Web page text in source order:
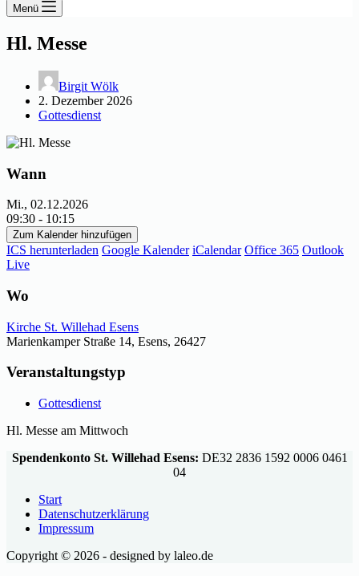
Menü
Hl. Messe
Birgit Wölk
2. Dezember 2026
Gottesdienst
Wann
Mi., 02.12.2026
09:30 - 10:15
Zum Kalender hinzufügen
ICS herunterladen Google Kalender iCalendar Office 365 Outlook
Live
Wo
Kirche St. Willehad Esens
Marienkamper Straße 14, Esens, 26427
Veranstaltungstyp
Gottesdienst
Hl. Messe am Mittwoch
Spendenkonto St. Willehad Esens: DE32 2836 1592 0006 0461
04
Start
Datenschutzerklärung
Impressum
Copyright © 2026 - designed by laleo.de